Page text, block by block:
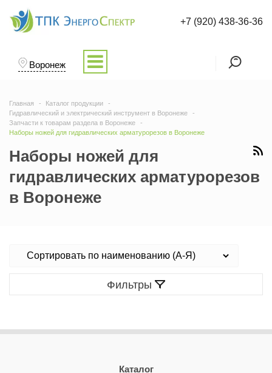
Воронеж
+7 (920) 438-36-36
Главная
Каталог продукции
Гидравлический и электрический инструмент в Воронеже
Запчасти к товарам раздела в Воронеже
Наборы ножей для гидравлических арматурорезов в Воронеже
Наборы ножей для
гидравлических арматурорезов
в Воронеже
Фильтры
Каталог